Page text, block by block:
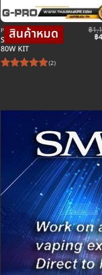
POD พอตบุหรี่ไฟฟ้า
SMOK G-PRIV PRO
80W KIT
(2)
฿
฿